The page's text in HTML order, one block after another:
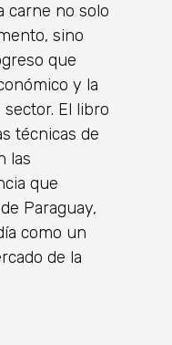
carne no solo
sino
que
y la
El libro
técnicas de
las
que
Paraguay,
como un
de la